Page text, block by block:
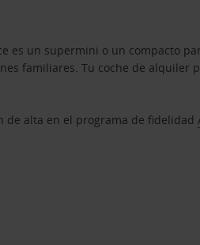
es un supermini o un compacto
familiares. Tu coche de alquiler
de alta en el programa de fidelidad